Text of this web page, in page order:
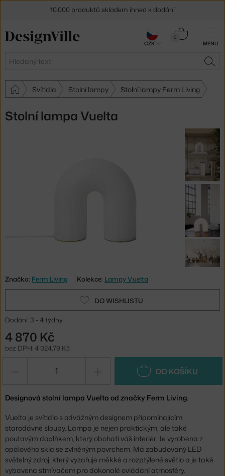
MENU
Hledat
0
Košík
Svítidla Stolní lampy Stolní lampy Ferm Living
Stolní lampa Vuelta
Značka: Ferm Living Kolekce: Lampy Vuelta
DO WISHLISTU
Dodání: 3 - 4 týdny
4 870 Kč
bez DPH: 4 024,79 Kč
DO KOŠÍKU
Designová stolní lampa Vuelta od značky Ferm Living.
Vuelta je svítidlo s odvážným designem připomínajícím
starodávné sloupy. Lampa je nejen praktickým, ale také
poutavým doplňkem, který obohatí váš interiér. Je vyrobena z
opálového skla se zvlněným povrchem. Má zabudovaný LED
světelný zdroj, který vyzařuje měkké a rozptýlené světlo a je také
vybavena stmívačem pro dokonalé ovládání atmosféry.
10.000 produktů skladem ihned k dodání
Sleva 5 % pro odběratele
CZK